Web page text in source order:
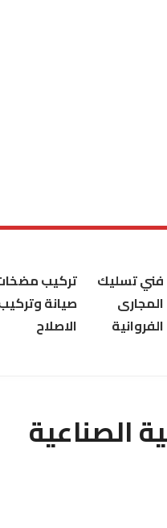
فني تسليك
المجارى
الفروانية
تركيب
الاصلاح
الصناعية